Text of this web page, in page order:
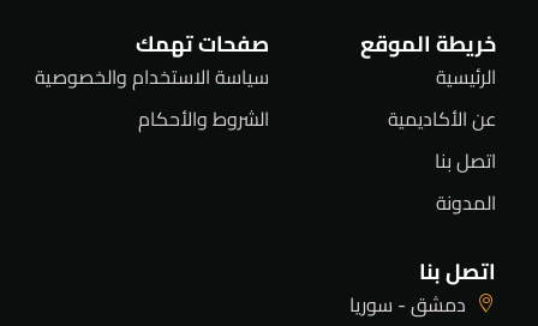
خريطة الموقع
الرئيسية
عن الأكاديمية
اتصل بنا
المدونة
صفحات تهمك
سياسة الاستخدام والخصوصية
الشروط والأحكام
اتصل بنا
دمشق - سوريا